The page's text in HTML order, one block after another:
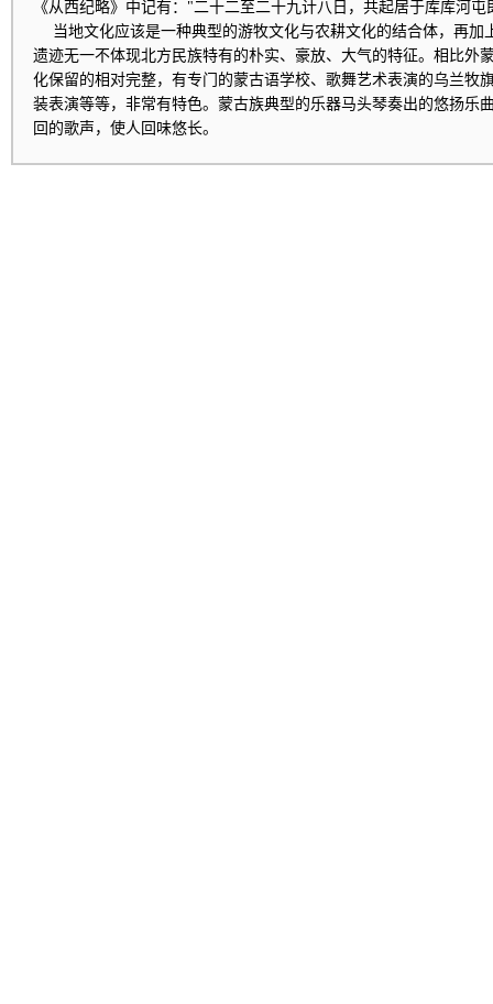
《从西纪略》中记有："二十二至二十九计八日，共起居于库库河
当地文化应该是一种典型的游牧文化与农耕文化的结合体，再加
遗迹无一不体现北方民族特有的朴实、豪放、大气的特征。相比外
化保留的相对完整，有专门的蒙古语学校、歌舞艺术表演的乌兰牧
装表演等等，非常有特色。蒙古族典型的乐器马头琴奏出的悠扬乐
回的歌声，使人回味悠长。